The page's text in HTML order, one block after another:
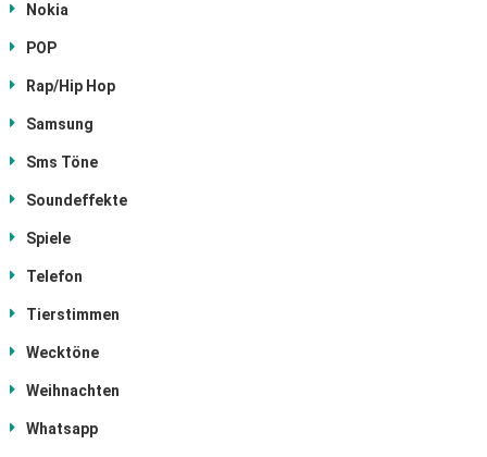
Nokia
POP
Rap/Hip Hop
Samsung
Sms Töne
Soundeffekte
Spiele
Telefon
Tierstimmen
Wecktöne
Weihnachten
Whatsapp